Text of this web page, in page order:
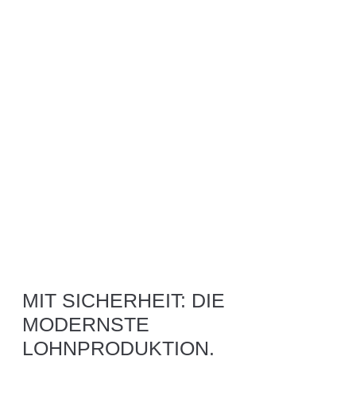
MIT SICHERHEIT: DIE
MODERNSTE
LOHNPRODUKTION.